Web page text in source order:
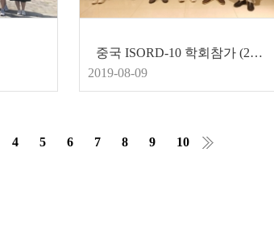
중국 ISORD-10 학회참가 (2019년 원자력 전문인력 양성사업)
2019-08-09
4 5 6 7 8 9 10